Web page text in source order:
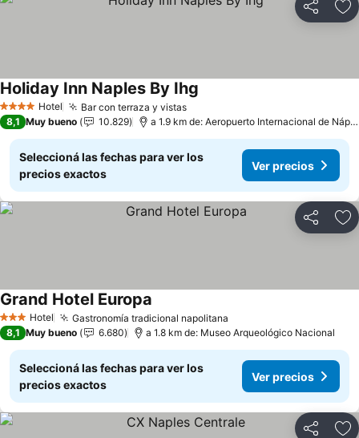
Compartir
4 EstrellasHotel Bar con terraza y vistasVer precios
Holiday Inn Naples By Ihg
8,1 Muy bueno 10.829 a 1.9 km de: Aeropuerto Internacional de
Seleccioná las fechas para ver los
precios exactos
Ver precios
Compartir
3 Estrellas
Hotel Gastronomía tradicional napolitana
Grand Hotel Europa
8,1 Muy bueno 6.680 a 1.8 km de: Museo Arqueológico Nacional
Seleccioná las fechas para ver los
precios exactos
Ver precios